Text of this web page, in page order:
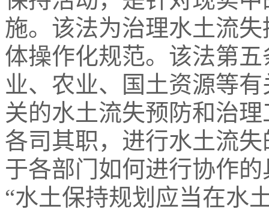
施。该法为治理水土流
体操作化规范。该法第
业、农业、国土资源等
关的水土流失预防和治
各司其职，进行水土流
于各部门如何进行协作
“水土保持规划应当在水